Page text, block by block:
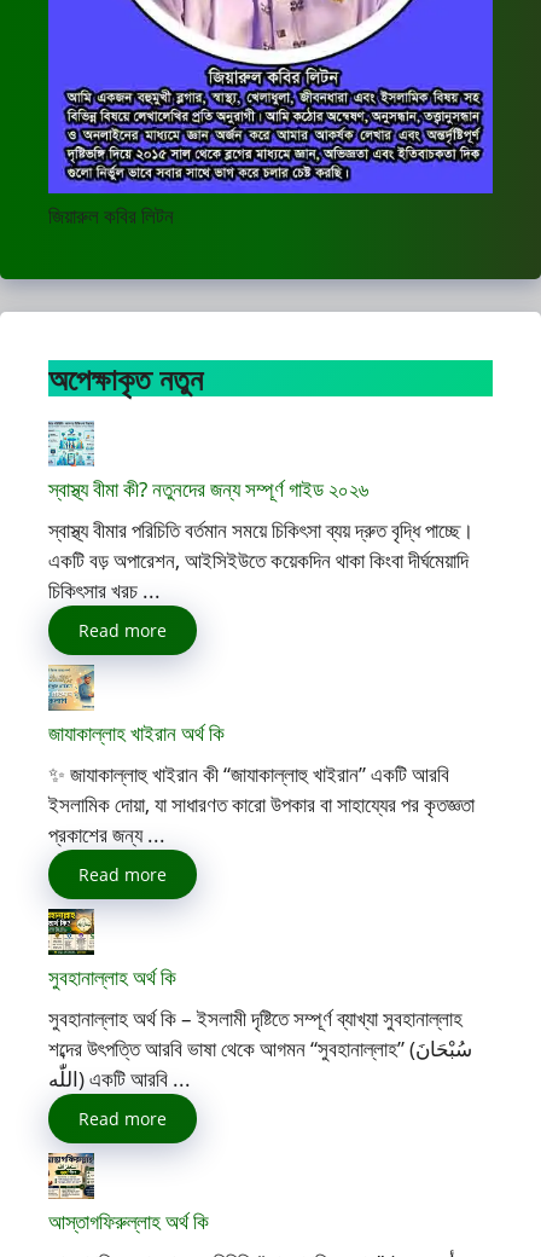
জিয়ারুল কবির লিটন
অপেক্ষাকৃত নতুন
স্বাস্থ্য বীমা কী? নতুনদের জন্য সম্পূর্ণ গাইড ২০২৬
স্বাস্থ্য বীমার পরিচিতি বর্তমান সময়ে চিকিৎসা ব্যয় দ্রুত বৃদ্ধি পাচ্ছে।
একটি বড় অপারেশন, আইসিইউতে কয়েকদিন থাকা কিংবা দীর্ঘমেয়াদি
চিকিৎসার খরচ ...
Read more
জাযাকাল্লাহ খাইরান অর্থ কি
✨ জাযাকাল্লাহু খাইরান কী “জাযাকাল্লাহু খাইরান” একটি আরবি
ইসলামিক দোয়া, যা সাধারণত কারো উপকার বা সাহায্যের পর কৃতজ্ঞতা
প্রকাশের জন্য ...
Read more
সুবহানাল্লাহ অর্থ কি
সুবহানাল্লাহ অর্থ কি – ইসলামী দৃষ্টিতে সম্পূর্ণ ব্যাখ্যা সুবহানাল্লাহ
শব্দের উৎপত্তি আরবি ভাষা থেকে আগমন “সুবহানাল্লাহ” (سُبْحَانَ
اللّٰه) একটি আরবি ...
Read more
আস্তাগফিরুল্লাহ অর্থ কি